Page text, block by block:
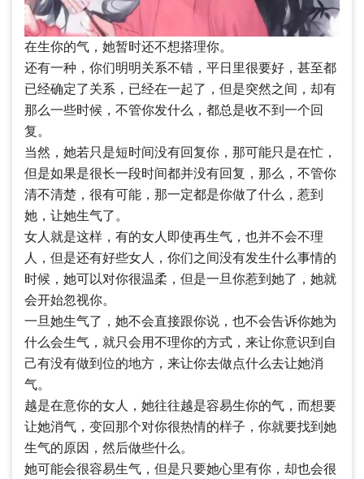
在生你的气，她暂时还不想搭理你。
还有一种，你们明明关系不错，平日里很要好，甚至都
已经确定了关系，已经在一起了，但是突然之间，却有
那么一些时候，不管你发什么，都总是收不到一个回
复。
当然，她若只是短时间没有回复你，那可能只是在忙，
但是如果是很长一段时间都并没有回复，那么，不管你
清不清楚，很有可能，那一定都是你做了什么，惹到
她，让她生气了。
女人就是这样，有的女人即使再生气，也并不会不理
人，但是还有好些女人，你们之间没有发生什么事情的
时候，她可以对你很温柔，但是一旦你惹到她了，她就
会开始忽视你。
一旦她生气了，她不会直接跟你说，也不会告诉你她为
什么会生气，就只会用不理你的方式，来让你意识到自
己有没有做到位的地方，来让你去做点什么去让她消
气。
越是在意你的女人，她往往越是容易生你的气，而想要
让她消气，变回那个对你很热情的样子，你就要找到她
生气的原因，然后做些什么。
她可能会很容易生气，但是只要她心里有你，却也会很